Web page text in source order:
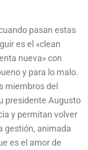
pasan estas
es el «clean
nueva» con
y para lo malo.
miembros del
presidente Augusto
y permitan volver
gestión, animada
es el amor de